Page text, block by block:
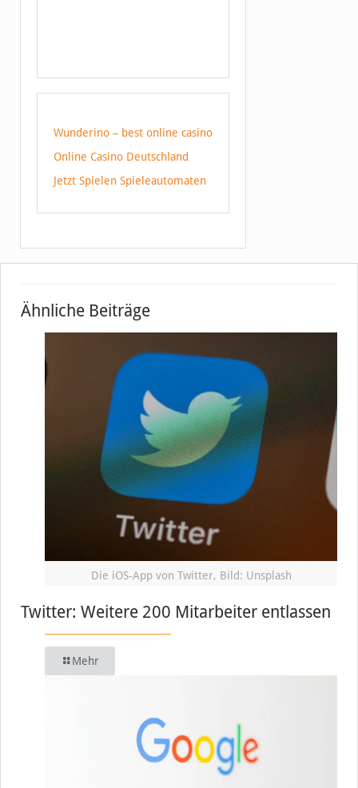
Wunderino – best online casino
Online Casino Deutschland
Jetzt Spielen Spieleautomaten
Ähnliche Beiträge
Die iOS-App von Twitter, Bild: Unsplash
Twitter: Weitere 200 Mitarbeiter entlassen
Mehr